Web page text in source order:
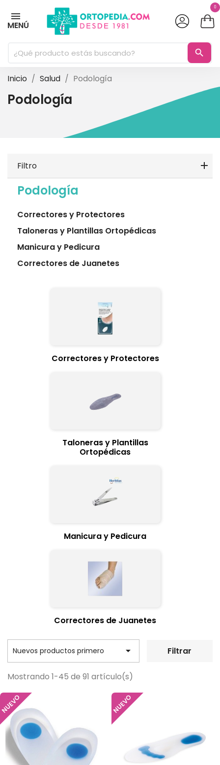
MENÚ
0
search
Inicio Salud Podología
Podología
Filtro
Podología
Correctores y Protectores
Taloneras y Plantillas Ortopédicas
Manicura y Pedicura
Correctores de Juanetes
Correctores y Protectores
Taloneras y Plantillas
Ortopédicas
Manicura y Pedicura
Correctores de Juanetes
Nuevos productos primero  Filtrar
Mostrando 1-45 de 91 artículo(s)
NUEVO NUEVO